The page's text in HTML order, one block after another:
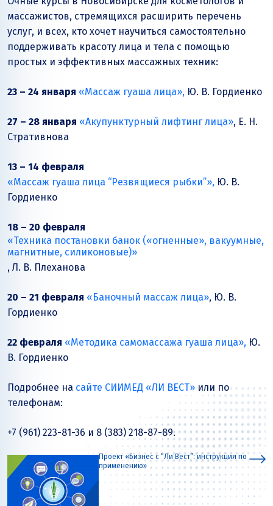
массажистов, стремящихся расширить перечень
услуг, и всех, кто хочет научиться самостоятельно
поддерживать красоту лица и тела с помощью
простых и эффективных массажных техник:
23 – 24 января «Массаж гуаша лица», Ю. В. Гордиенко
27 – 28 января «Акупунктурный лифтинг лица», Е. Н.
Стративнова
13 – 14 февраля
«Массаж гуаша лица “Резвящиеся рыбки”», Ю. В.
Гордиенко
18 – 20 февраля
«Техника постановки банок («огненные», вакуумные,
магнитные, силиконовые)»
, Л. В. Плеханова
20 – 21 февраля «Баночный массаж лица», Ю. В.
Гордиенко
22 февраля «Методика самомассажа гуаша лица», Ю.
В. Гордиенко
Подробнее на сайте СИИМЕД «ЛИ ВЕСТ»или по
телефонам:
+7 (961) 223-81-36 и 8 (383) 218-87-89.
Проект «Бизнес с “Ли Вест”: инструкция по
применению»